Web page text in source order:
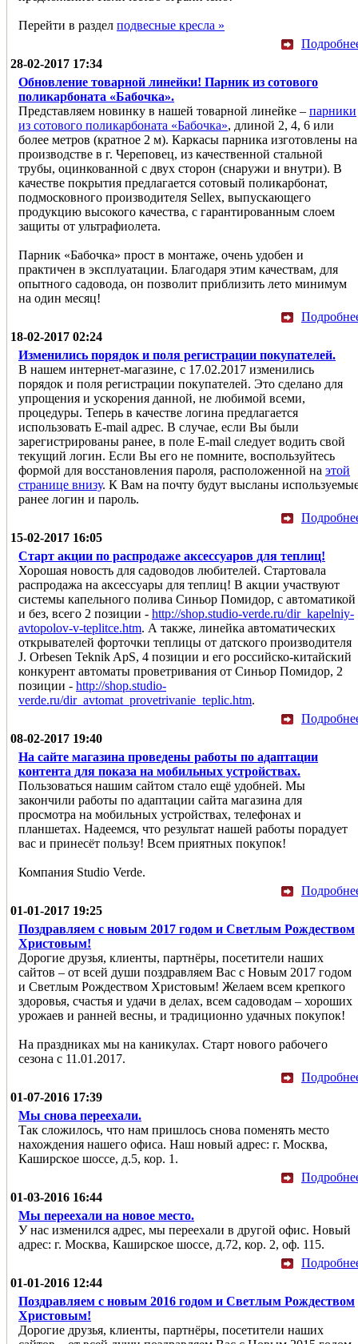
Перейти в раздел подвесные кресла »
28-02-2017 17:34
Обновление товарной линейки! Парник из сотового
поликарбоната «Бабочка».
Представляем новинку в нашей товарной линейке – парники
из сотового поликарбоната «Бабочка», длиной 2, 4, 6 или
более метров (кратное 2 м). Каркасы парника изготовлены на
производстве в г. Череповец, из качественной стальной
трубы, оцинкованной с двух сторон (снаружи и внутри). В
качестве покрытия предлагается сотовый поликарбонат,
подмосковного производителя Sellex, выпускающего
продукцию высокого качества, с гарантированным слоем
защиты от ультрафиолета.
Парник «Бабочка» прост в монтаже, очень удобен и
практичен в эксплуатации. Благодаря этим качествам, для
опытного садовода, он позволит приблизить лето минимум
на один месяц!
18-02-2017 02:24
Изменились порядок и поля регистрации покупателей.
В нашем интернет-магазине, с 17.02.2017 изменились
порядок и поля регистрации покупателей. Это сделано для
упрощения и ускорения данной, не любимой всеми,
процедуры. Теперь в качестве логина предлагается
использовать E-mail адрес. В случае, если Вы были
зарегистрированы ранее, в поле E-mail следует водить свой
текущий логин. Если Вы его не помните, воспользуйтесь
формой для восстановления пароля, расположенной на этой
странице внизу. К Вам на почту будут высланы
ранее логин и пароль.
15-02-2017 16:05
Старт акции по распродаже аксессуаров для теплиц!
Хорошая новость для садоводов любителей. Стартовала
распродажа на аксессуары для теплиц! В акции участвуют
системы капельного полива Синьор Помидор, с автоматикой
и без, всего 2 позиции - http://shop.studio-verde.ru/dir_kapelniy-
avtopolov-v-teplitce.htm. А также, линейка автоматических
открывателей форточки теплицы от датского производителя
J. Orbesen Teknik ApS, 4 позиции и его российско-китайский
конкурент автоматы проветривания от Синьор Помидор, 2
позиции - http://shop.studio-
verde.ru/dir_avtomat_provetrivanie_teplic.htm.
08-02-2017 19:40
На сайте магазина проведены работы по адаптации
контента для показа на мобильных устройствах.
Пользоваться нашим сайтом стало ещё удобней. Мы
закончили работы по адаптации сайта магазина для
просмотра на мобильных устройствах, телефонах и
планшетах. Надеемся, что результат нашей работы порадует
вас и принесёт пользу! Всем приятных покупок!
Компания Studio Verde.
01-01-2017 19:25
Поздравляем с новым 2017 годом и Светлым Рождеством
Христовым!
Дорогие друзья, клиенты, партнёры, посетители наших
сайтов – от всей души поздравляем Вас с Новым 2017 годом
и Светлым Рождеством Христовым! Желаем всем крепкого
здоровья, счастья и удачи в делах, всем садоводам – хороших
урожаев и ранней весны, и традиционно удачных покупок!
На праздниках мы на каникулах. Старт нового рабочего
сезона с 11.01.2017.
01-07-2016 17:39
Мы снова переехали.
Так сложилось, что нам пришлось снова поменять место
нахождения нашего офиса. Наш новый адрес: г. Москва,
Каширское шоссе, д.5, кор. 1.
01-03-2016 16:44
Мы переехали на новое место.
У нас изменился адрес, мы переехали в другой офис. Новый
адрес: г. Москва, Каширское шоссе, д.72, кор. 2, оф. 115.
01-01-2016 12:44
Поздравляем с новым 2016 годом и Светлым Рождеством
Христовым!
Дорогие друзья, клиенты, партнёры, посетители наших